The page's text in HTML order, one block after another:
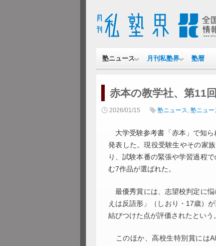
塾ニュース 月刊私塾界 塾暦
赤本の教学社、第11
2026/01/15 塾ニュース, 塾ニュー
大学受験参考書「赤本」で知ら
発表した。現役受験生やその家
り、試験本番の緊張や学習過程
む7作品が選ばれた。
最優秀賞には、志望校判定に悩
えは反語形」（しおり・17歳）
結びつけた点が評価されたという。
このほか、高校生特別賞には